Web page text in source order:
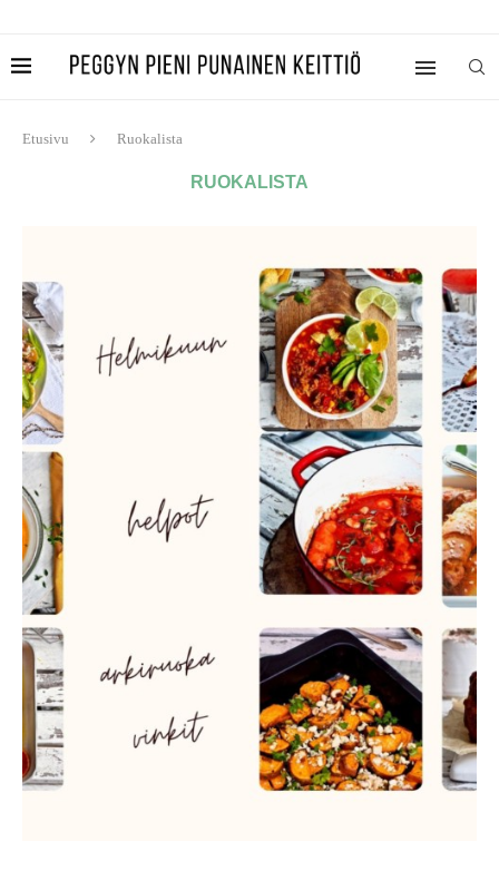
Etusivu Ruokalista
RUOKALISTA